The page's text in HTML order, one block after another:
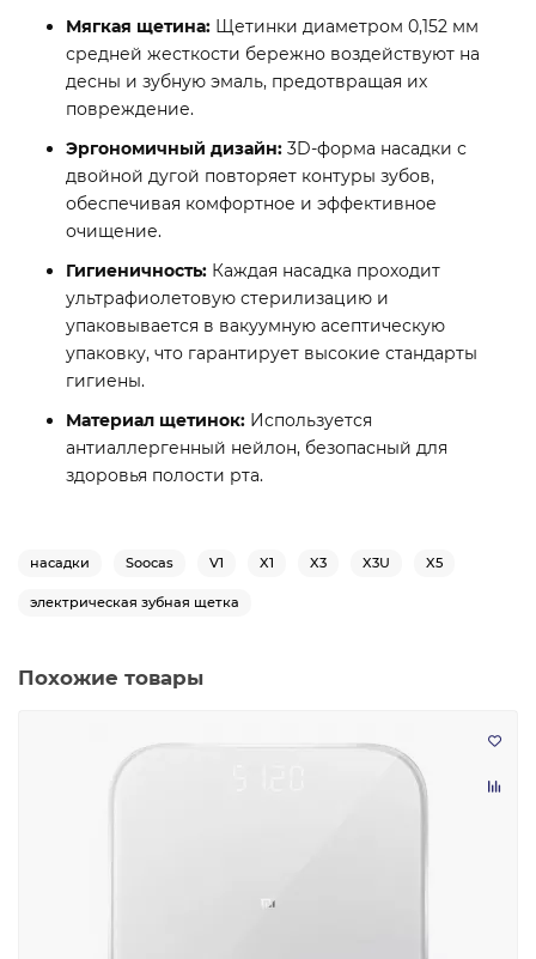
Мягкая щетина: Щетинки диаметром 0,152 мм
средней жесткости бережно воздействуют на
десны и зубную эмаль, предотвращая их
повреждение.
Эргономичный дизайн: 3D-форма насадки с
двойной дугой повторяет контуры зубов,
обеспечивая комфортное и эффективное
очищение.
Гигиеничность: Каждая насадка проходит
ультрафиолетовую стерилизацию и
упаковывается в вакуумную асептическую
упаковку, что гарантирует высокие стандарты
гигиены.
Материал щетинок: Используется
антиаллергенный нейлон, безопасный для
здоровья полости рта.
насадки Soocas V1 X1 X3 X3U X5
электрическая зубная щетка
Похожие товары